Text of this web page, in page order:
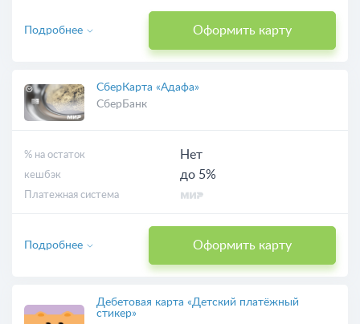
Оформить карту
Подробнее
СберКарта «Адафа»
СберБанк
% на остаток Нет
кешбэк до 5%
Платежная система
Оформить карту
Подробнее
Дебетовая карта «Детский платёжный
стикер»